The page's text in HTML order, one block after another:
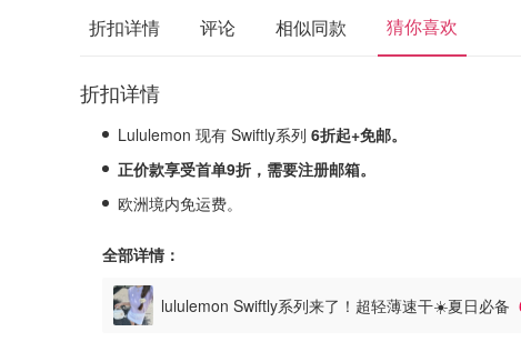
折扣详情 评论 相似同款 猜你喜欢
折扣详情
Lululemon 现有 Swiftly系列 6折起+免邮。
正价款享受首单9折，需要注册邮箱。
欧洲境内免运费。
全部详情：
lululemon Swiftly系列来了！超轻薄速干☀️夏日必备